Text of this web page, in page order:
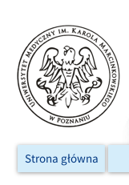
Strona główna